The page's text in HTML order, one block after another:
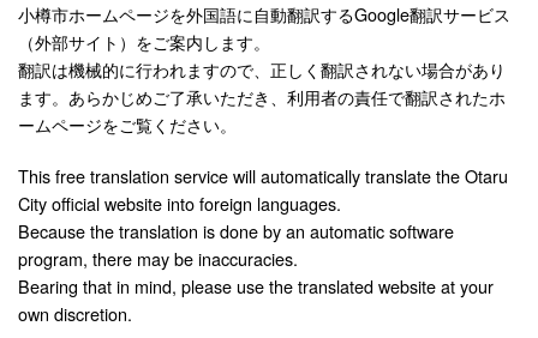
小樽市ホームページを外国語に自動翻訳するGoogle翻訳サービス
（外部サイト）をご案内します。
翻訳は機械的に行われますので、正しく翻訳されない場合があり
ます。あらかじめご了承いただき、利用者の責任で翻訳されたホ
ームページをご覧ください。
This free translation service will automatically translate the Otaru
City official website into foreign languages.
Because the translation is done by an automatic software
program, there may be inaccuracies.
Bearing that in mind, please use the translated website at your
own discretion.